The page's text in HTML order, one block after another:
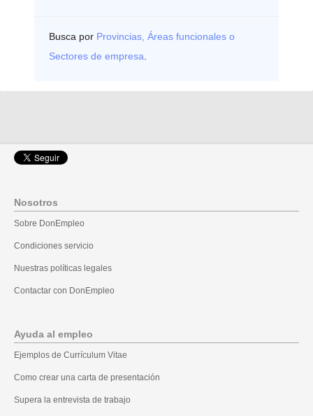
Busca por Provincias, Áreas funcionales o
Sectores de empresa
Nosotros
Sobre DonEmpleo
Condiciones servicio
Nuestras políticas legales
Contactar con DonEmpleo
Ayuda al empleo
Ejemplos de Currículum Vitae
Como crear una carta de presentación
Supera la entrevista de trabajo